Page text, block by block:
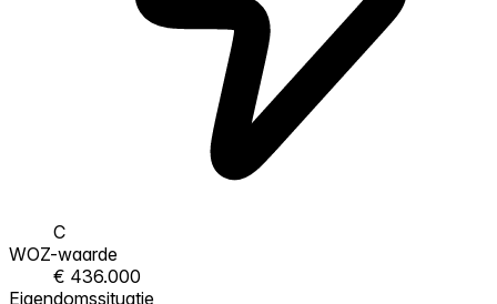
C
WOZ-waarde
€ 436.000
Eigendomssituatie